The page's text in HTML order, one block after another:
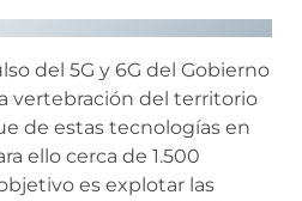
del 5G y 6G del Gobierno
vertebración del territorio
de estas tecnologías en
ello cerca de 1.500
es explotar las